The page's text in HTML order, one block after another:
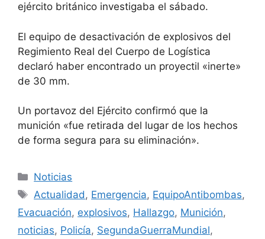
ejército británico investigaba el sábado.
El equipo de desactivación de explosivos del
Regimiento Real del Cuerpo de Logística
declaró haber encontrado un proyectil «inerte»
de 30 mm.
Un portavoz del Ejército confirmó que la
munición «fue retirada del lugar de los hechos
de forma segura para su eliminación».
Categorías
Noticias
Etiquetas
Actualidad, Emergencia, EquipoAntibombas,
Evacuación, explosivos, Hallazgo, Munición,
noticias, Policía, SegundaGuerraMundial,